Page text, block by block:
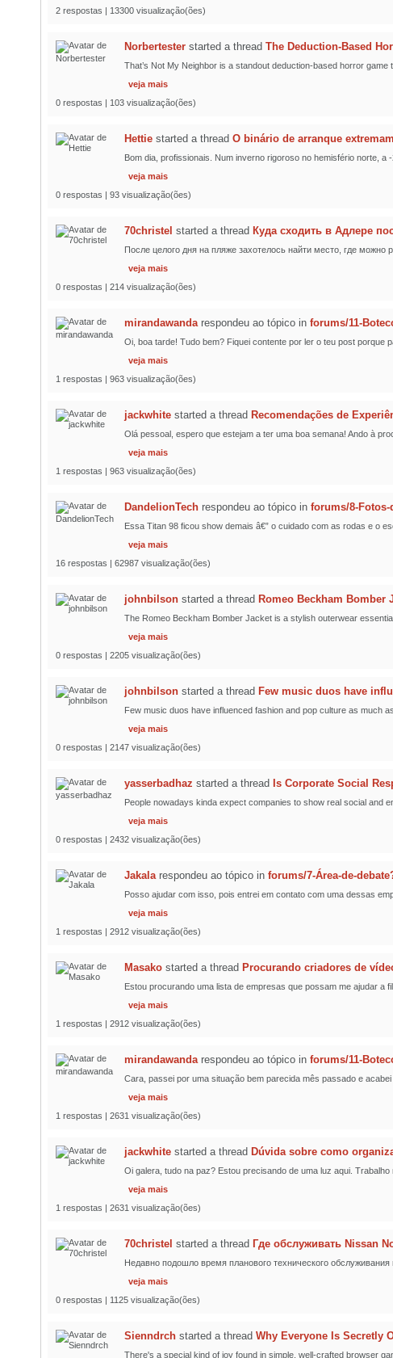
2 respostas | 13300 visualização(ões)
Norbertester started a thread The Deduction-Based
That’s Not My Neighbor is a standout deduction-based horror
veja mais
0 respostas | 103 visualização(ões)
Hettie started a thread O binário de arranque
Bom dia, profissionais. Num inverno rigoroso no hemisfério norte, a
veja mais
0 respostas | 93 visualização(ões)
70christel started a thread Куда сходить в Адлере
После целого дня на пляже захотелось найти место, где можно
veja mais
0 respostas | 214 visualização(ões)
mirandawandarespondeu ao tópico in forums/11-
Oi, boa tarde! Tudo bem? Fiquei contente por ler o teu post porque
veja mais
1 respostas | 963 visualização(ões)
jackwhite started a thread Recomendações de
Olá pessoal, espero que estejam a ter uma boa semana! Ando à
veja mais
1 respostas | 963 visualização(ões)
DandelionTech respondeu ao tópico in forums/8-Fotos-
Essa Titan 98 ficou show demais â€” o cuidado com as rodas e o
veja mais
16 respostas | 62987 visualização(ões)
johnbilson started a thread Romeo Beckham Bomber
The Romeo Beckham Bomber Jacket is a stylish outerwear
veja mais
0 respostas | 2205 visualização(ões)
johnbilson started a thread Few music duos have
Few music duos have influenced fashion and pop culture as much
veja mais
0 respostas | 2147 visualização(ões)
yasserbadhaz started a thread Is Corporate Social
People nowadays kinda expect companies to show real social and
veja mais
0 respostas | 2432 visualização(ões)
Jakalarespondeu ao tópico in forums/7-Área-de-
Posso ajudar com isso, pois entrei em contato com uma dessas
veja mais
1 respostas | 2912 visualização(ões)
Masako started a thread Procurando criadores de
Estou procurando uma lista de empresas que possam me ajudar a
veja mais
1 respostas | 2912 visualização(ões)
mirandawandarespondeu ao tópico in forums/11-
Cara, passei por uma situação bem parecida mês passado e
veja mais
1 respostas | 2631 visualização(ões)
jackwhite started a thread Dúvida sobre como
Oi galera, tudo na paz? Estou precisando de uma luz aqui.
veja mais
1 respostas | 2631 visualização(ões)
70christel started a thread Где обслуживать Nissan
Недавно подошло время планового технического
veja mais
0 respostas | 1125 visualização(ões)
Sienndrch started a thread Why Everyone Is Secretly
There's a special kind of joy found in simple, well-crafted browser